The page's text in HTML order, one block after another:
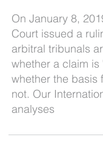
On January 8,
Court issued a
arbitral tribunals
whether a claim
whether the basis
not. Our
analyses